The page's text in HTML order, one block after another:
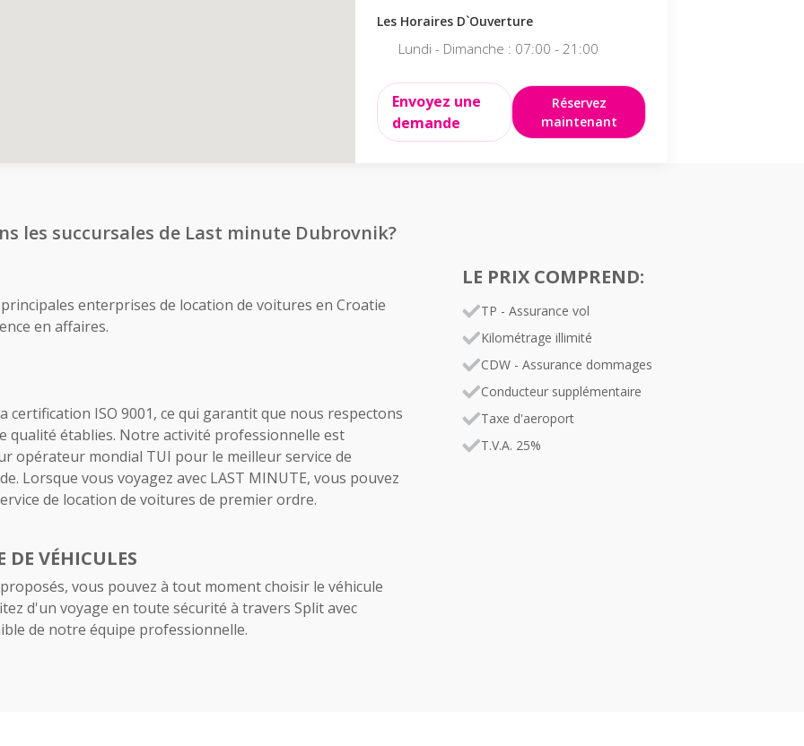
Les Horaires D`ouverture
Lundi - Dimanche : 07:00 - 21:00
Envoyez une
demande
Réservez
maintenant
les succursales de Last minute Dubrovnik?
enterprises de location de voitures en Croatie
en affaires.
certification ISO 9001, ce qui garantit que nous respectons
qualité établies. Notre activité professionnelle est
opérateur mondial TUI pour le meilleur service de
Lorsque vous voyagez avec LAST MINUTE, vous pouvez
de location de voitures de premier ordre.
DE VÉHICULES
vous pouvez à tout moment choisir le véhicule
d'un voyage en toute sécurité à travers Split avec
de notre équipe professionnelle.
LE PRIX COMPREND:
TP - Assurance vol
Kilométrage illimité
CDW - Assurance dommages
Conducteur supplémentaire
Taxe d'aeroport
T.V.A. 25%